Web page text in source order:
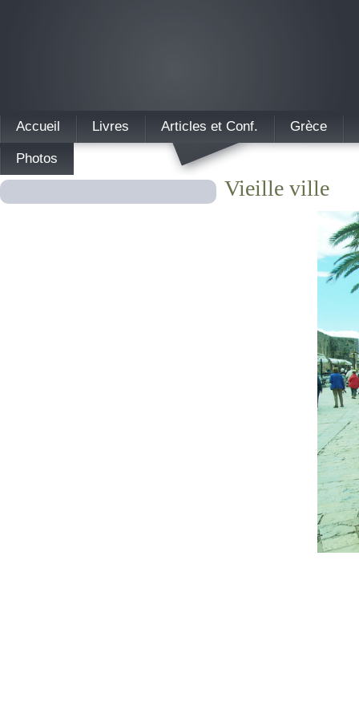
Accueil Livres Articles et Conf. Grèce
Photos
Vieille ville